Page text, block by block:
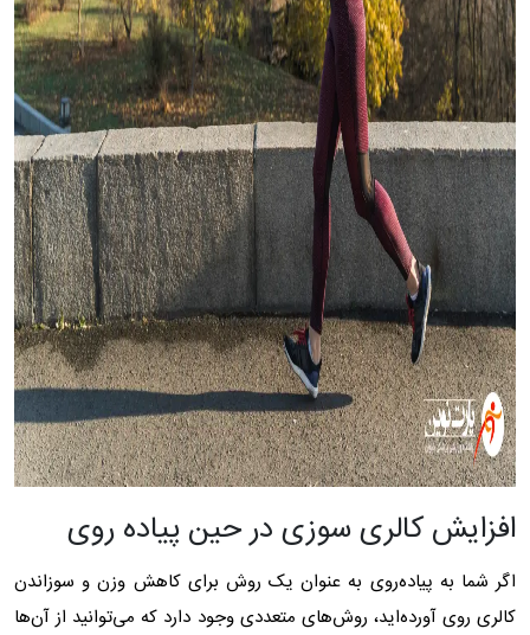
افزایش کالری سوزی در حین پیاده‌ روی
اگر شما به پیاده‌روی به‌ عنوان یک روش برای کاهش وزن و سوزاندن
کالری روی آورده‌اید، روش‌های متعددی وجود دارد که می‌توانید از آن‌ها